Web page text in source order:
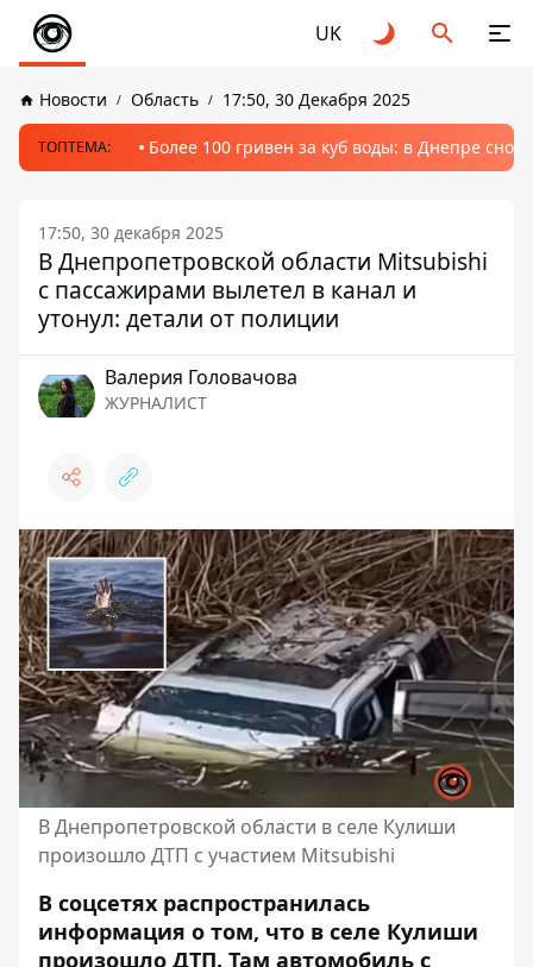
UK
Новости Область 17:50, 30 Декабря 2025
ТОПТЕМА: Более 100 гривен за куб воды: в Днепре
17:50, 30 декабря 2025
В Днепропетровской области Mitsubishi
с пассажирами вылетел в канал и
утонул: детали от полиции
Валерия Головачова
ЖУРНАЛИСТ
В Днепропетровской области в селе Кулиши
произошло ДТП с участием Mitsubishi
В соцсетях распространилась
информация о том, что в селе Кулиши
произошло ДТП. Там автомобиль с